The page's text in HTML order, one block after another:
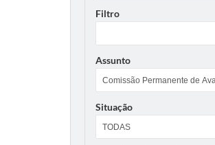
Filtro
Assunto
Situação